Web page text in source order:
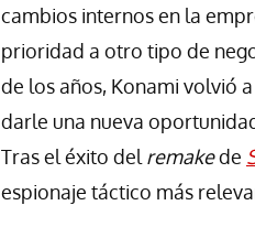
cambios internos en la
prioridad a otro tipo de
de los años, Konami volvió
darle una nueva
Tras el éxito del remakede
espionaje táctico más